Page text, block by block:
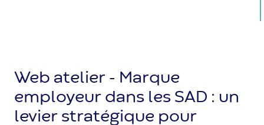
Web atelier - Marque
employeur dans les SAD : un
levier stratégique pour